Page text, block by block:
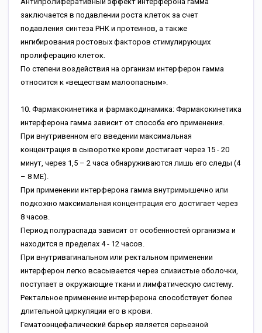
заключается в подавлении роста клеток за счет
подавления синтеза РНК и протеинов, а также
ингибирования ростовых факторов стимулирующих
пролиферацию клеток.
По степени воздействия на организм интерферон гамма
относится к «веществам малоопасным».
10. Фармакокинетика и фармакодинамика: Фармакокинетика
интерферона гамма зависит от способа его применения.
При внутривенном его введении максимальная
концентрация в сыворотке крови достигает через 15 - 20
минут, через 1,5 – 2 часа обнаруживаются лишь его следы (4
– 8 МЕ).
При применении интерферона гамма внутримышечно или
подкожно максимальная концентрация его достигает через
8 часов.
Период полураспада зависит от особенностей организма и
находится в пределах 4 - 12 часов.
При внутривагинальном или ректальном применении
интерферон легко всасывается через слизистые оболочки,
поступает в окружающие ткани и лимфатическую систему.
Ректальное применение интерферона способствует более
длительной циркуляции его в крови.
Гематоэнцефалический барьер является серьезной